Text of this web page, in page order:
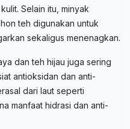
Selain itu, minyak
teh digunakan untuk
sekaligus menenagkan.
dan teh hijau juga sering
antioksidan dan anti-
dari laut seperti
manfaat hidrasi dan anti-